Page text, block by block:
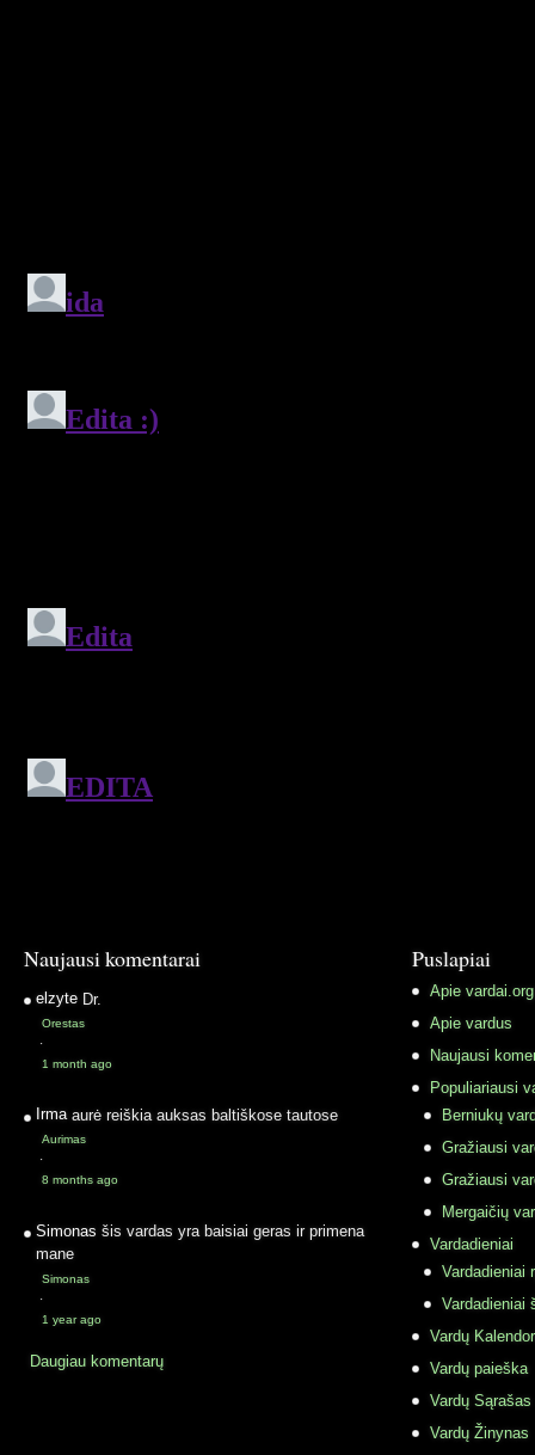
Naujausi komentarai
elzyte Dr.
Orestas
·
1 month ago
Irma aurė reiškia auksas baltiškose tautose
Aurimas
·
8 months ago
Simonas šis vardas yra baisiai geras ir primena
mane
Simonas
·
1 year ago
Daugiau komentarų
Puslapiai
Apie vardai.org
Apie vardus
Naujausi
Populiariausi
Berniukų
Gražiausi
Gražiausi
Mergaičių
Vardadieniai
Vardadieniai
Vardadieniai
Vardų
Vardų paieška
Vardų Sąrašas
Vardų Žinynas